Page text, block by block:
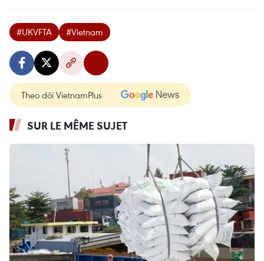
#UKVFTA #Vietnam
Theo dõi VietnamPlus
SUR LE MÊME SUJET